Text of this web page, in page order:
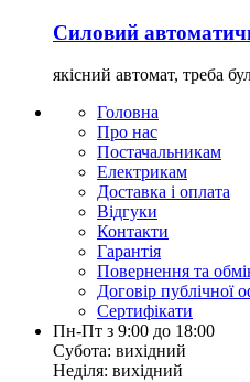
Силовий
якісний автомат, треба
Головна
Про нас
Постачальникам
Електрикам
Доставка і оплата
Відгуки
Контакти
Гарантія
Повернення та
Договір публічної
Сертифікати
Пн-Пт з 9:00 до 18:00
Субота: вихідний
Неділя: вихідний